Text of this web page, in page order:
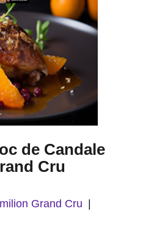
de Candale
Cru
Grand Cru